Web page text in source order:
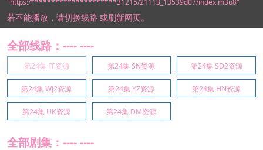
"https:/*********************31215/21113_13539d07/index.m3u8"
若不能播放， 请切换线路 或刷新网页。
全部线路：---- ----
第24集 FF资源 第24集 SN资源 第24集 SD2资源
第24集 WJ2资源 第24集 YZ资源 第24集 HN资源
第24集 UK资源 第24集 DM资源
全部剧集：---- ----